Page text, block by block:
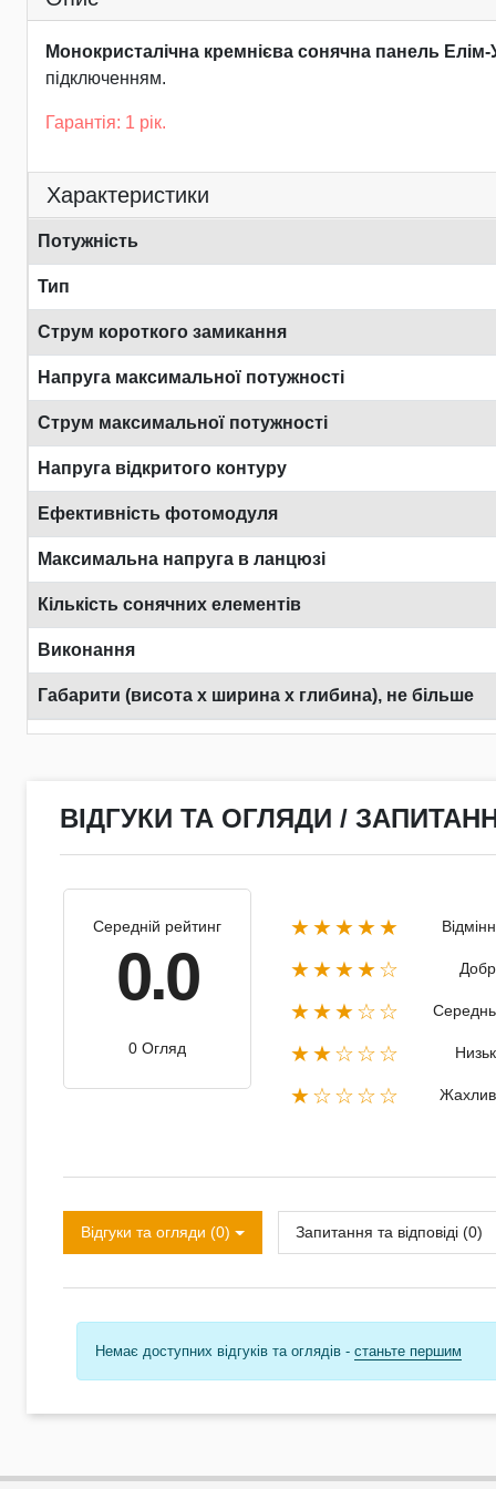
Монокристалічна кремнієва сонячна панель Елім-
підключенням.
Гарантія: 1 рік.
Характеристики
Потужність
Тип
Струм короткого замикання
Напруга максимальної потужності
Струм максимальної потужності
Напруга відкритого контуру
Ефективність фотомодуля
Максимальна напруга в ланцюзі
Кількість сонячних елементів
Виконання
Габарити (висота х ширина х глибина), не більше
ВІДГУКИ ТА ОГЛЯДИ /
Середній рейтинг
0.0
0 Огляд
★★★★★
★★★★☆
★★★☆☆
★★☆☆☆
★☆☆☆☆
Відгуки та огляди (0) Запитання та відповіді (0)
Немає доступних відгуків та оглядів - станьте першим